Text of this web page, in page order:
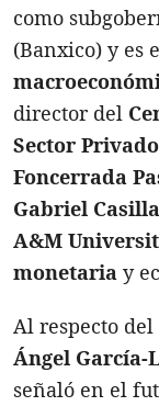
como
(Banxico) y es
director del
Sector Privado
Foncerrada
Gabriel
A&M
monetaria y
Al respecto
Ángel García-
señaló en el